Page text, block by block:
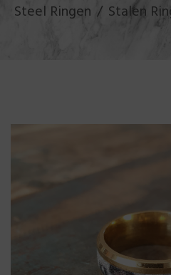
Steel Ringen
Stalen